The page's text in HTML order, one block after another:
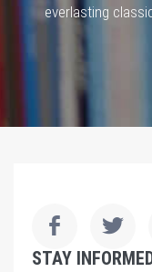
everlasting
STAY